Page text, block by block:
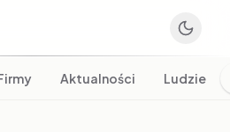
Aktualności Ludzie